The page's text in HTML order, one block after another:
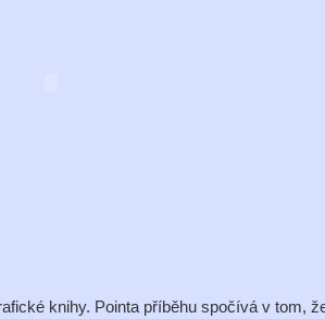
knihy. Pointa příběhu spočívá v tom,